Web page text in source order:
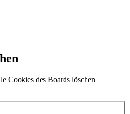
Cookies des Boards löschen